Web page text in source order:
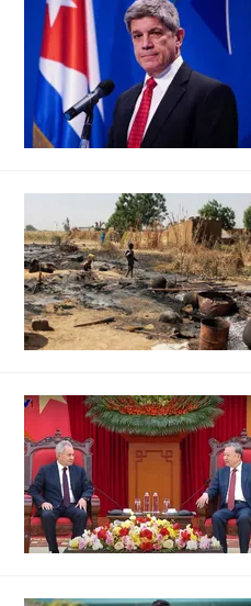
Infographic
Góc ảnh
Công nghệ
Hitech Công nghệ
Sản phẩm
Thị trường
Tư vấn